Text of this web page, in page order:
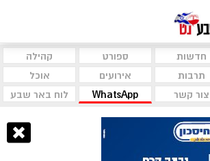
חדשות ספורט
קהילה
תרבות אירועים
אוכל
צור קשר WhatsApp לוח באר שבע